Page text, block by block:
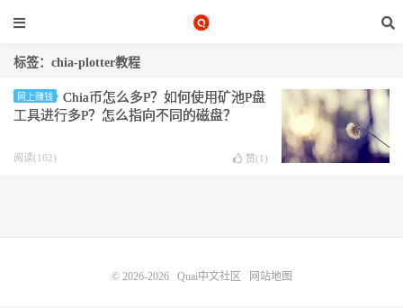
标签：chia-plotter教程
网上赚钱
Chia币怎么多P？如何使用矿池P盘
工具进行多P？怎么指向不同的磁盘？
阅读(162) 赞(1 )
© 2026-2026 Quai中文社区 网站地图